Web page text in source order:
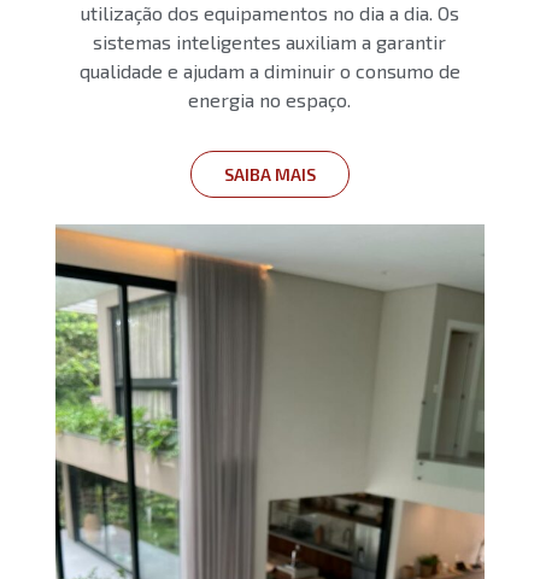
utilização dos equipamentos no dia a dia. Os
sistemas inteligentes auxiliam a garantir
qualidade e ajudam a diminuir o consumo de
energia no espaço.
SAIBA MAIS